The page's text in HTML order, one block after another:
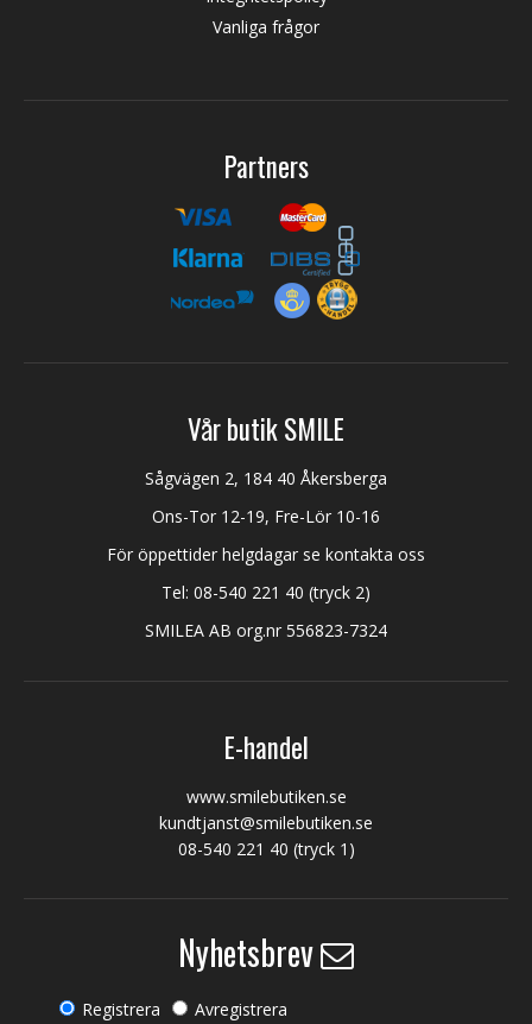
Vanliga frågor
Partners
Vår butik SMILE
Sågvägen 2, 184 40 Åkersberga
Ons-Tor 12-19, Fre-Lör 10-16
För öppettider helgdagar se kontakta oss
Tel: 08-540 221 40 (tryck 2)
SMILEA AB org.nr 556823-7324
E-handel
www.smilebutiken.se
kundtjanst@smilebutiken.se
08-540 221 40 (tryck 1)
Nyhetsbrev
Registrera Avregistrera